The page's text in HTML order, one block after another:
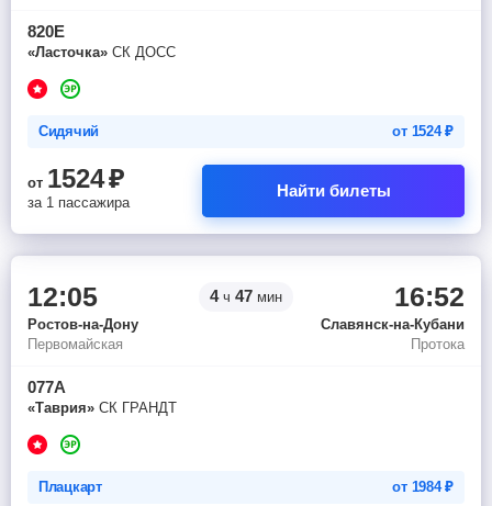
820Е
«Ласточка» СК ДОСС
Сидячий от 1524₽
от 1524₽
за 1 пассажира
Найти билеты
12:05 4ч 47 мин 16:52
Ростов-на-Дону
Славянск-на-Кубани
Первомайская
Протока
077А
«Таврия» СК ГРАНДТ
Плацкарт от 1984₽